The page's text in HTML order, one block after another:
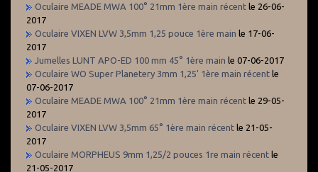
Oculaire MEADE MWA 100° 21mm 1ère main récent le 26-06-
2017
Oculaire VIXEN LVW 3,5mm 1,25 pouce 1ère main le 17-06-
2017
Jumelles LUNT APO-ED 100 mm 45° 1ère main le 07-06-2017
Oculaire WO Super Planetery 3mm 1,25' 1ère main récent le
07-06-2017
Oculaire MEADE MWA 100° 21mm 1ère main récent le 29-05-
2017
Oculaire VIXEN LVW 3,5mm 65° 1ère main récent le 21-05-
2017
Oculaire MORPHEUS 9mm 1,25/2 pouces 1re main récent le
21-05-2017